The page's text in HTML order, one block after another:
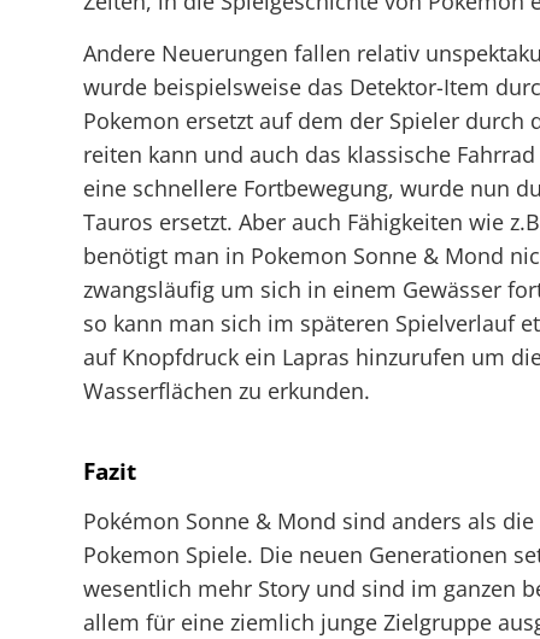
Andere Neuerungen fallen relativ
wurde beispielsweise das Detektor-Item
Pokemon ersetzt auf dem der Spieler durch
reiten kann und auch das klassische
eine schnellere Fortbewegung, wurde nun
Tauros ersetzt. Aber auch Fähigkeiten wie
benötigt man in Pokemon Sonne & Mond
zwangsläufig um sich in einem Gewässer
so kann man sich im späteren Spielverlauf
auf Knopfdruck ein Lapras hinzurufen um
Wasserflächen zu erkunden.
Fazit
Pokémon Sonne & Mond sind anders als
Pokemon Spiele. Die neuen Generationen
wesentlich mehr Story und sind im ganzen
allem für eine ziemlich junge Zielgruppe